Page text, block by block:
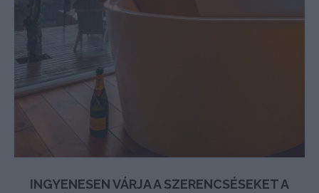
INGYENESEN VÁRJA A SZERENCSÉSEKET A